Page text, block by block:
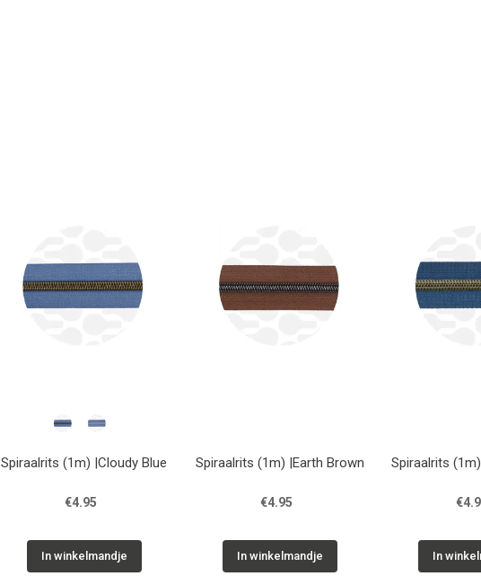
Spiraalrits (1m) |Cloudy Blue
€4.95
In winkelmandje
Spiraalrits (1m) |Earth Brown
€4.95
In winkelmandje
Spiraalrits
In